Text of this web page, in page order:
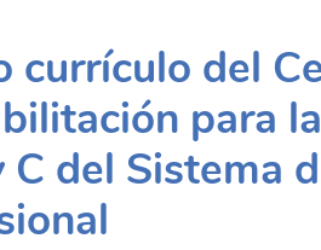
currículo del
para
C del Sistema